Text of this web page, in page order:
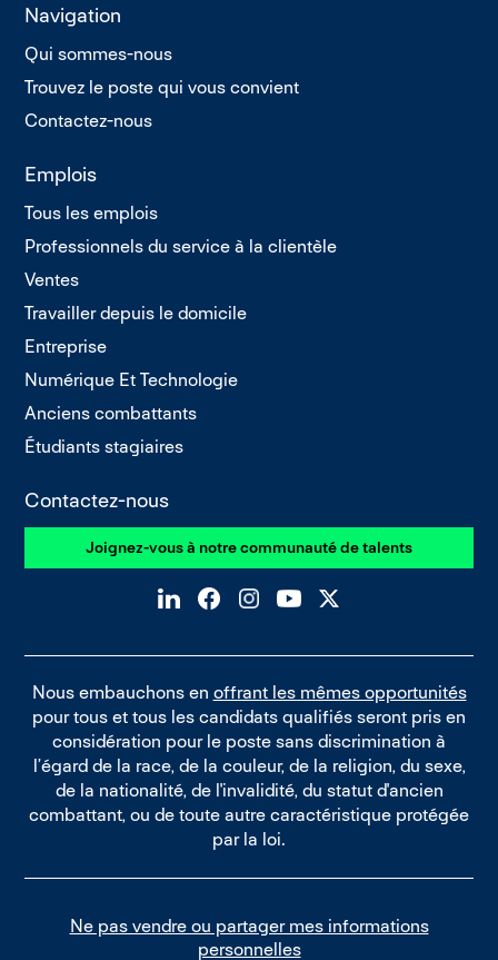
Navigation
Qui sommes-nous
Trouvez le poste qui vous convient
Contactez-nous
Emplois
Tous les emplois
Professionnels du service à la clientèle
Ventes
Travailler depuis le domicile
Entreprise
Numérique Et Technologie
Anciens combattants
Étudiants stagiaires
Contactez-nous
Joignez-vous à notre communauté de talents
Nous embauchons en offrant les mêmes opportunités
pour tous et tous les candidats qualifiés seront pris en
considération pour le poste sans discrimination à
l’égard de la race, de la couleur, de la religion, du sexe,
de la nationalité, de l'invalidité, du statut d'ancien
combattant, ou de toute autre caractéristique protégée
par la loi.
Ne pas vendre ou partager mes informations
personnelles